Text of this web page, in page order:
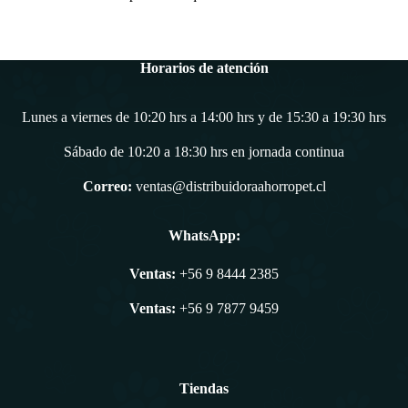
Horarios de atención
Lunes a viernes de 10:20 hrs a 14:00 hrs y de 15:30 a 19:30 hrs
Sábado de 10:20 a 18:30 hrs en jornada continua
Correo: ventas@distribuidoraahorropet.cl
WhatsApp:
Ventas: +56 9 8444 2385
Ventas: +56 9 7877 9459
Tiendas